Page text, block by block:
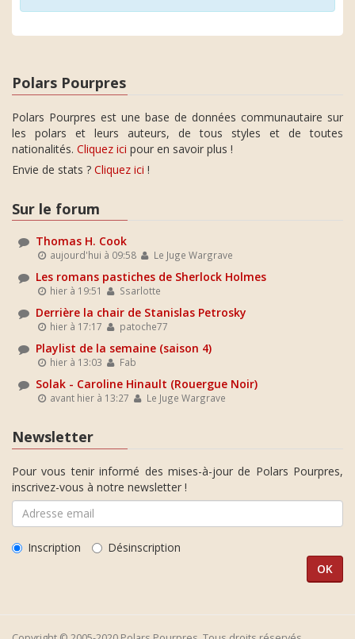
Polars Pourpres
Polars Pourpres est une base de données communautaire sur
les polars et leurs auteurs, de tous styles et de toutes
nationalités. Cliquez ici pour en savoir plus !
Envie de stats ? Cliquez ici !
Sur le forum
Thomas H. Cook
aujourd'hui à 09:58 Le Juge Wargrave
Les romans pastiches de Sherlock Holmes
hier à 19:51 Ssarlotte
Derrière la chair de Stanislas Petrosky
hier à 17:17 patoche77
Playlist de la semaine (saison 4)
hier à 13:03 Fab
Solak - Caroline Hinault (Rouergue Noir)
avant hier à 13:27 Le Juge Wargrave
Newsletter
Pour vous tenir informé des mises-à-jour de Polars Pourpres,
inscrivez-vous à notre newsletter !
Inscription Désinscription